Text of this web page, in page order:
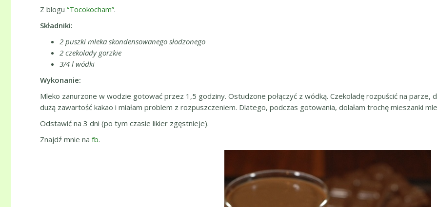
Z blogu “Tocokocham”.
Składniki:
2 puszki mleka skondensowanego słodzonego
2 czekolady gorzkie
3/4 l wódki
Wykonanie:
Mleko zanurzone w wodzie gotować przez 1,5 godziny. Ostudzone połączyć z wódką. Czekoladę rozpuścić na parze,
dużą zawartość kakao i miałam problem z rozpuszczeniem. Dlatego, podczas gotowania, dolałam trochę mieszanki
Odstawić na 3 dni (po tym czasie likier zgęstnieje).
Znajdź mnie na fb.